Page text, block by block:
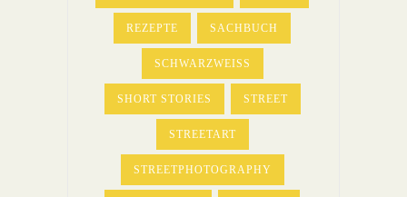
REZEPTE SACHBUCH
SCHWARZWEISS
SHORT STORIES STREET
STREETART
STREETPHOTOGRAPHY